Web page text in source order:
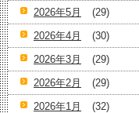
2026年5月
(29)
2026年4月
(30)
2026年3月
(29)
2026年2月
(29)
2026年1月
(32)